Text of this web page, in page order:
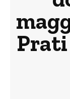
Prati